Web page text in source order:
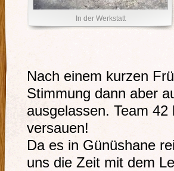
In der Werkstatt
Nach einem kurzen
Stimmung dann aber
ausgelassen. Team
versauen!
Da es in Günüshane
uns die Zeit mit dem